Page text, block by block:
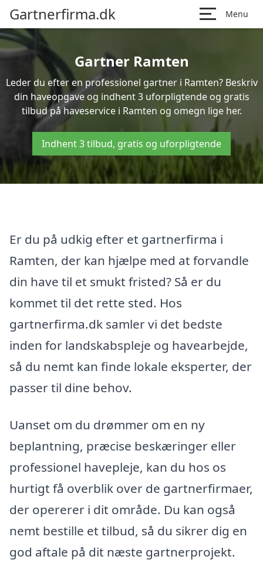
Gartnerfirma.dk Menu
Gartner Ramten
Leder du efter en professionel gartner i Ramten? Beskriv
din haveopgave og indhent 3 uforpligtende og gratis
tilbud på haveservice i Ramten og omegn lige her.
Indhent 3 tilbud, gratis og uforpligtende
Er du på udkig efter et gartnerfirma i
Ramten, der kan hjælpe med at forvandle
din have til et smukt fristed? Så er du
kommet til det rette sted. Hos
gartnerfirma.dk samler vi det bedste
inden for landskabspleje og havearbejde,
så du nemt kan finde lokale eksperter, der
passer til dine behov.
Uanset om du drømmer om en ny
beplantning, præcise beskæringer eller
professionel havepleje, kan du hos os
hurtigt få overblik over de gartnerfirmaer,
der opererer i dit område. Du kan også
nemt bestille et tilbud, så du sikrer dig en
god aftale på dit næste gartnerprojekt.